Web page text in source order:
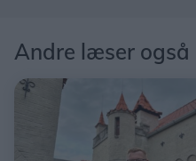
Andre læser også